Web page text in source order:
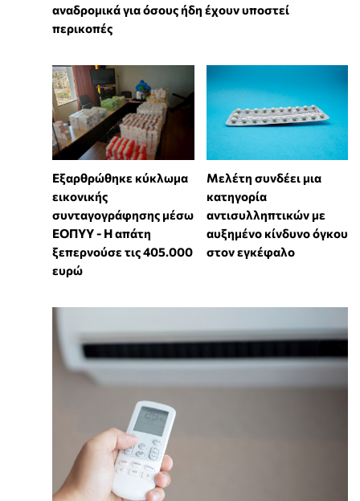
αναδρομικά για όσους ήδη έχουν υποστεί
περικοπές
Εξαρθρώθηκε κύκλωμα
εικονικής
συνταγογράφησης μέσω
ΕΟΠΥΥ - Η απάτη
ξεπερνούσε τις 405.000
ευρώ
Μελέτη συνδέει μια
κατηγορία
αντισυλληπτικών με
αυξημένο κίνδυνο όγκου
στον εγκέφαλο